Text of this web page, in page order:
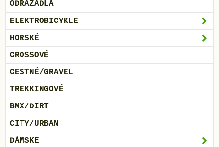
ODRÁŽADLÁ
ELEKTROBICYKLE
HORSKÉ
CROSSOVÉ
CESTNÉ/GRAVEL
TREKKINGOVÉ
BMX/DIRT
CITY/URBAN
DÁMSKE